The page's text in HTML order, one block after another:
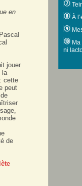
en
jouer
la
cette
peut
de
À
ni